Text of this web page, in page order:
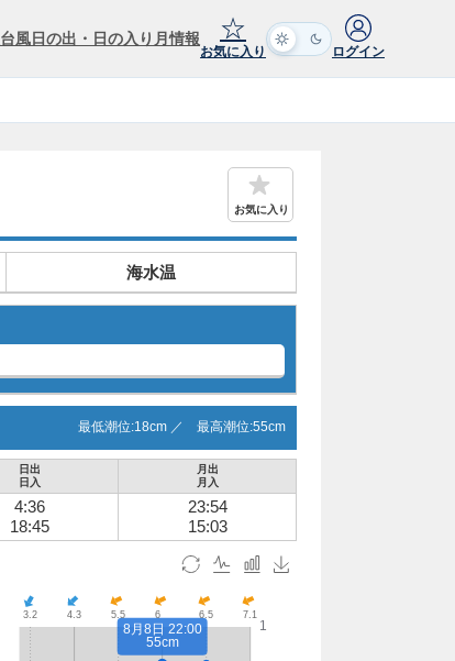
台風日の出・日の入り 月情報 ☆
お気に入り ログイン
お気に入り
海水温
最低潮位:18cm ／ 最高潮位:55cm
日出
日入
月出
月入
4:36
18:45
23:54
15:03